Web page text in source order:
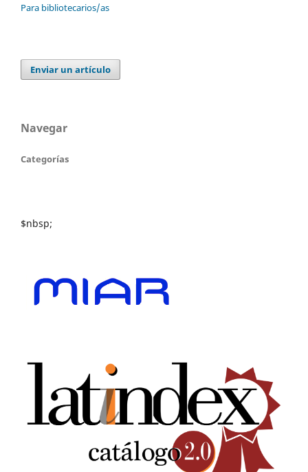
Para bibliotecarios/as
Enviar un artículo
Navegar
Categorías
$nbsp;